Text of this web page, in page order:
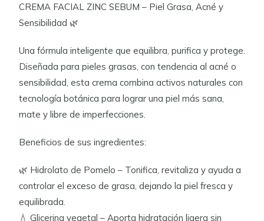
CREMA FACIAL ZINC SEBUM – Piel Grasa, Acné y
Sensibilidad 🌿
Una fórmula inteligente que equilibra, purifica y protege.
Diseñada para pieles grasas, con tendencia al acné o
sensibilidad, esta crema combina activos naturales con
tecnología botánica para lograr una piel más sana,
mate y libre de imperfecciones.
Beneficios de sus ingredientes:
🌿 Hidrolato de Pomelo – Tonifica, revitaliza y ayuda a
controlar el exceso de grasa, dejando la piel fresca y
equilibrada.
💧 Glicerina vegetal – Aporta hidratación ligera sin